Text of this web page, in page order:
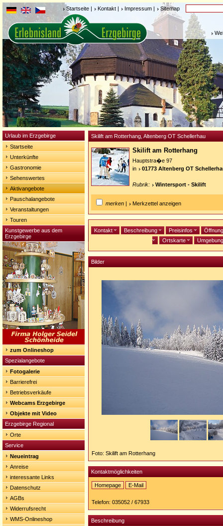
Startseite | Kontakt | Impressum | Sitemap
Urlaub im Erzgebirge
Startseite
Unterkünfte
Gastronomie
Sehenswertes
Aktivangebote
Pauschalangebote
Veranstaltungen
Touren
Kunstgewerbe aus dem
Erzgebirge
zum Onlineshop
Spezialangebote
Fotogalerie
Barrierefrei
Betriebsverkäufe
Webcams Erzgebirge
Objekte mit Video
Erzgebirge Regional
Orte
Service
Neueintrag
Anreise
interessante Links
Datenschutz
AGBs
Widerrufsrecht
WMS-Onlineshop
Skilift am Rotterhang, Altenberg OT Schellerhau
Skilift am Rotterhang
Hauptstra�e 97
in
01773 Altenberg OT
Rubrik: Wintersport - Skilift
merken | Merkzettel anzeigen
Kontakt Beschreibung Preisinfos
Ortskarte
Bilder
Foto: Skilift am Rotterhang
Kontaktmöglichkeiten
Homepage
http://skilift-
rotterhang.de
E-Mail
Telefon: 035052 / 67933
Beschreibung